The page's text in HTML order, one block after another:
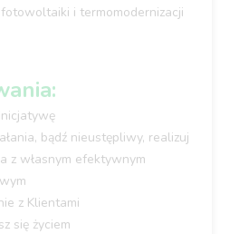
i termomodernizacji
bądź nieustępliwy, realizuj
z własnym efektywnym
z Klientami
się życiem